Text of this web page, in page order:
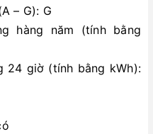
– G): G
hàng năm (tính bằng
24 giờ (tính bằng kWh):